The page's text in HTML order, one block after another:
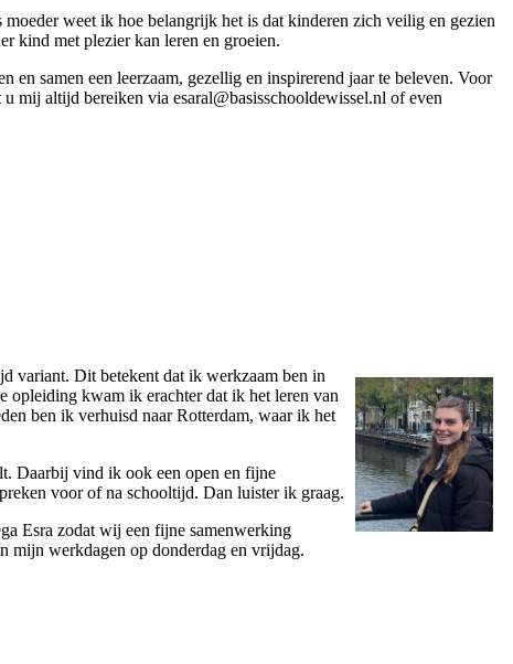
weet ik hoe belangrijk het is dat kinderen zich veilig en gezien
kind met plezier kan leren en groeien.
samen een leerzaam, gezellig en inspirerend jaar te beleven. Voor
mij altijd bereiken via esaral@basisschooldewissel.nl of even
variant. Dit betekent dat ik werkzaam ben in
opleiding kwam ik erachter dat ik het leren van
ben ik verhuisd naar Rotterdam, waar ik het
Daarbij vind ik ook een open en fijne
voor of na schooltijd. Dan luister ik graag.
Esra zodat wij een fijne samenwerking
mijn werkdagen op donderdag en vrijdag.